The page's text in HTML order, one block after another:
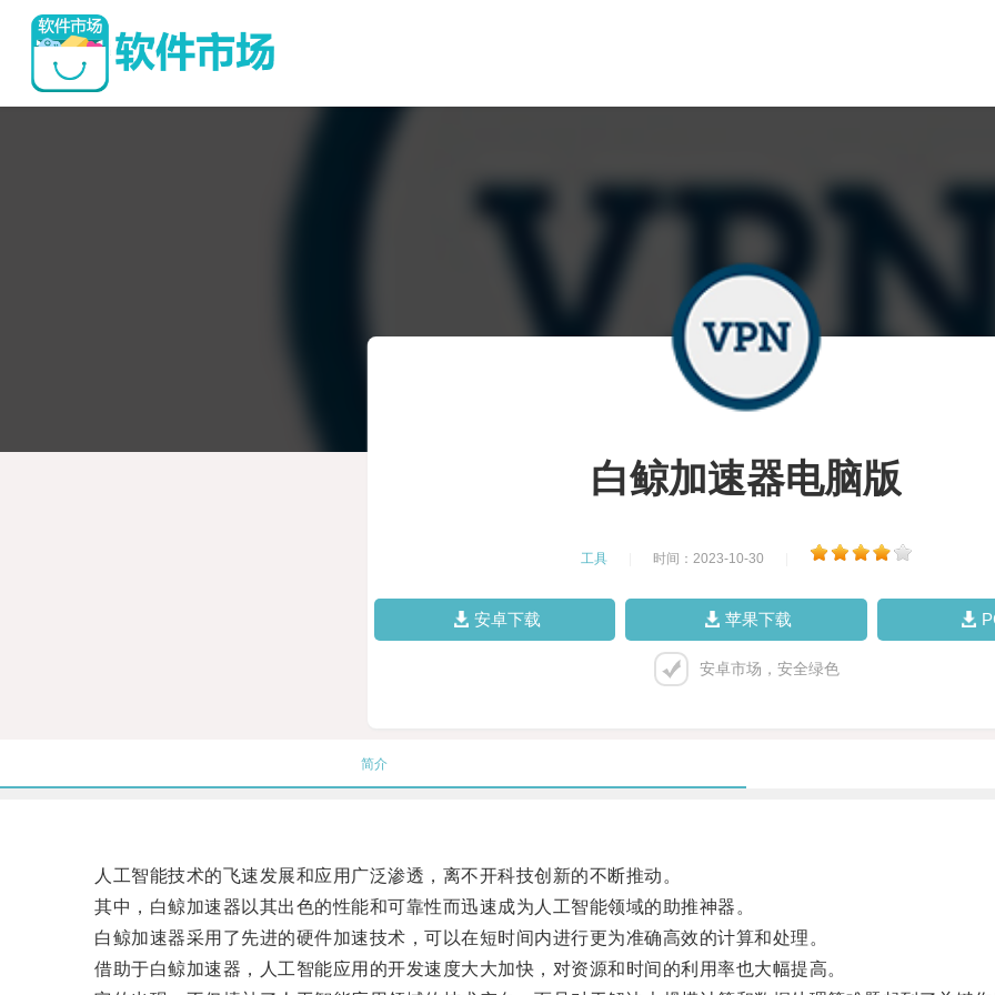
白鲸加速器电脑版
工具 时间：2023-10-30
安卓下载 苹果下载
安卓市场，安全绿色
简介
人工智能技术的飞速发展和应用广泛渗透，离不开科技创新的不断推动。
其中，白鲸加速器以其出色的性能和可靠性而迅速成为人工智能领域的助推神器。
白鲸加速器采用了先进的硬件加速技术，可以在短时间内进行更为准确高效的计算和处理。
借助于白鲸加速器，人工智能应用的开发速度大大加快，对资源和时间的利用率也大幅提高。